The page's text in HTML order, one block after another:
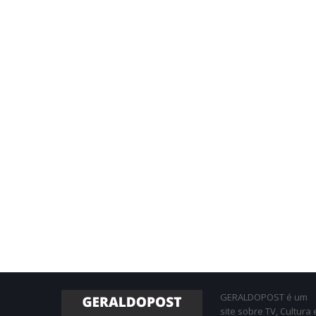
GERALDOPOST é um
site sobre TV, Cultura